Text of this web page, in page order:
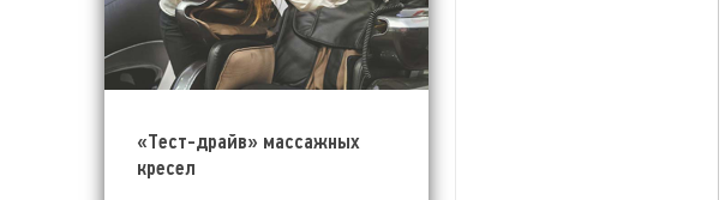
«Тест-драйв» массажных
кресел